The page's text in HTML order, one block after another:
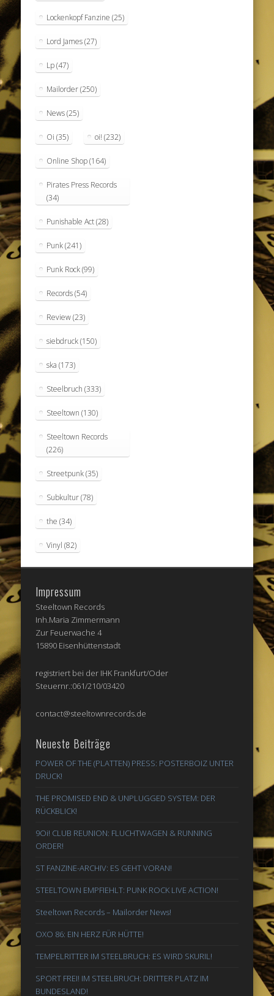
Lockenkopf Fanzine (25)
Lord James(27)
Lp(47)
Mailorder(250)
News(25)
Oi (35) oi! (232)
Online Shop(164)
Pirates Press Records
(34)
Punishable Act(28)
Punk(241)
Punk Rock(99)
Records(54)
Review(23)
siebdruck(150)
ska (173)
Steelbruch (333)
Steeltown (130)
Steeltown Records
(226)
Streetpunk(35)
Subkultur(78)
the (34)
Vinyl (82)
Impressum
Steeltown Records
Inh.Maria Zimmermann
Zur Feuerwache 4
15890 Eisenhüttenstadt
registriert bei der IHK Frankfurt/Oder
Steuernr.:061/210/03420
contact@steeltownrecords.de
Neueste Beiträge
POWER OF THE (PLATTEN) PRESS: POSTERBOIZ UNTER
DRUCK!
THE PROMISED END & UNPLUGGED SYSTEM: DER
RÜCKBLICK!
9Oi! CLUB REUNION: FLUCHTWAGEN & RUNNING
ORDER!
ST FANZINE-ARCHIV: ES GEHT VORAN!
STEELTOWN EMPFIEHLT: PUNK ROCK LIVE ACTION!
Steeltown Records – Mailorder News!
OXO 86: EIN HERZ FÜR HÜTTE!
TEMPELRITTER IM STEELBRUCH: ES WIRD SKURIL!
SPORT FREI! IM STEELBRUCH: DRITTER PLATZ IM
BUNDESLAND!